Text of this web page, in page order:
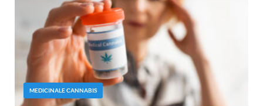
MEDICINALE CANNABIS